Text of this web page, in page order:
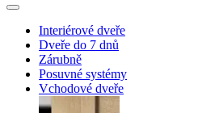
Interiérové dveře
Dveře do 7 dnů
Zárubně
Posuvné systémy
Vchodové dveře